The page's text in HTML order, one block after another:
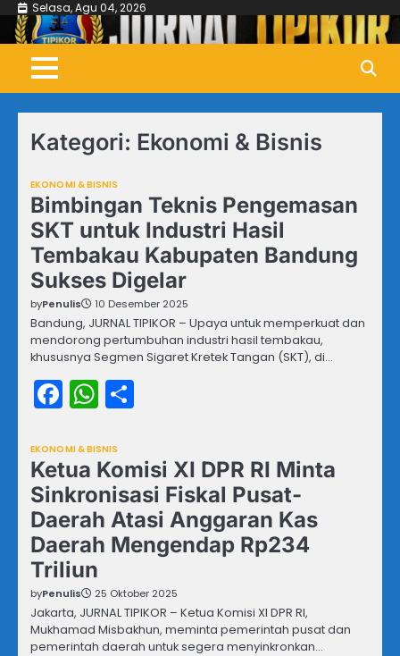
Skip
content
Selasa, Agu 04, 2026
Kategori: Ekonomi & Bisnis
EKONOMI & BISNIS
Bimbingan Teknis Pengemasan
SKT untuk Industri Hasil
Tembakau Kabupaten Bandung
Sukses Digelar
byPenulis 10 Desember 2025
Bandung, JURNAL TIPIKOR – Upaya untuk memperkuat dan
mendorong pertumbuhan industri hasil tembakau,
khususnya Segmen Sigaret Kretek Tangan (SKT), di…
Facebook
WhatsApp
EKONOMI & BISNIS
Ketua Komisi XI DPR RI Minta
Sinkronisasi Fiskal Pusat-
Daerah Atasi Anggaran Kas
Daerah Mengendap Rp234
Triliun
byPenulis 25 Oktober 2025
Jakarta, JURNAL TIPIKOR – Ketua Komisi XI DPR RI,
Mukhamad Misbakhun, meminta pemerintah pusat dan
pemerintah daerah untuk segera menyinkronkan…